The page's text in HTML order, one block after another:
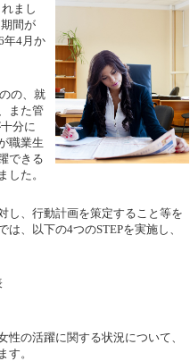
まし
間が
年4月か
の、就
また管
分に
職業生
できる
した。
し、行動計画を策定すること等を
、以下の4つのSTEPを実施し、
の活躍に関する状況について、
す。